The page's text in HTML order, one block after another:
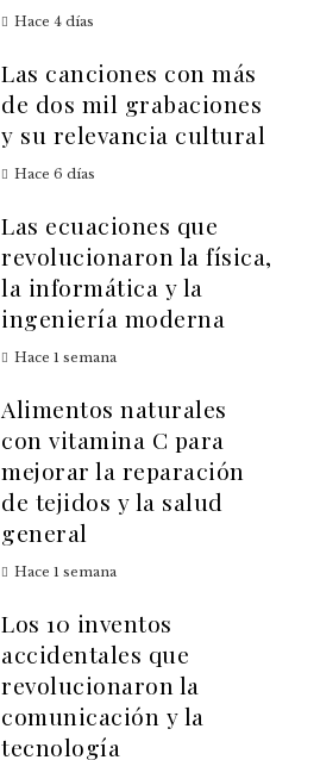
Hace 4 días
Las canciones con más
de dos mil grabaciones
y su relevancia cultural
Hace 6 días
Las ecuaciones que
revolucionaron la física,
la informática y la
ingeniería moderna
Hace 1 semana
Alimentos naturales
con vitamina C para
mejorar la reparación
de tejidos y la salud
general
Hace 1 semana
Los 10 inventos
accidentales que
revolucionaron la
comunicación y la
tecnología